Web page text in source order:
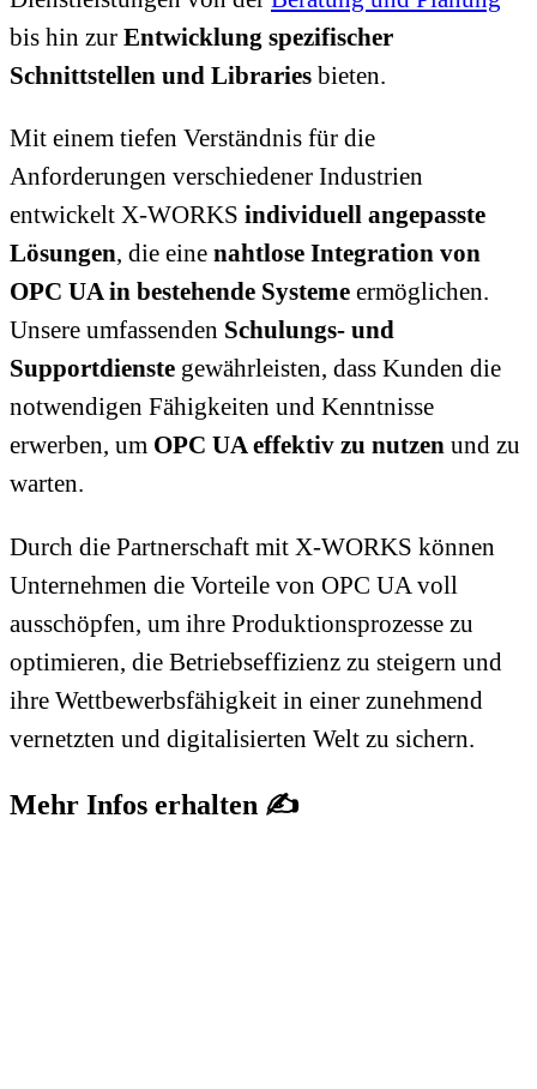
bis hin zur Entwicklung spezifischer
Schnittstellen und Libraries bieten.
Mit einem tiefen Verständnis für die
Anforderungen verschiedener Industrien
entwickelt X-WORKS individuell angepasste
Lösungen, die eine nahtlose Integration von
OPC UA in bestehende Systeme ermöglichen.
Unsere umfassenden Schulungs- und
Supportdienste gewährleisten, dass Kunden die
notwendigen Fähigkeiten und Kenntnisse
erwerben, um OPC UA effektiv zu nutzen und zu
warten.
Durch die Partnerschaft mit X-WORKS können
Unternehmen die Vorteile von OPC UA voll
ausschöpfen, um ihre Produktionsprozesse zu
optimieren, die Betriebseffizienz zu steigern und
ihre Wettbewerbsfähigkeit in einer zunehmend
vernetzten und digitalisierten Welt zu sichern.
Mehr Infos erhalten ✍️